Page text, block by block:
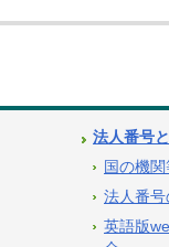
法人番号
国の機
法人番号
英語版